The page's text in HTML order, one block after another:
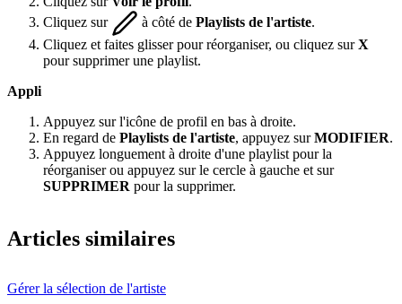
Cliquez sur
à côté de Playlists de l'artiste.
Cliquez et faites glisser pour réorganiser, ou cliquez surX
pour supprimer une playlist.
Appli
Appuyez sur l'icône de profil en bas à droite.
En regard de Playlists de l'artiste, appuyez surMODIFIER.
Appuyez longuement à droite d'une playlist pour la
réorganiser ou appuyez sur le cercle à gauche et sur
SUPPRIMER pour la supprimer.
Articles similaires
Gérer la sélection de l'artiste